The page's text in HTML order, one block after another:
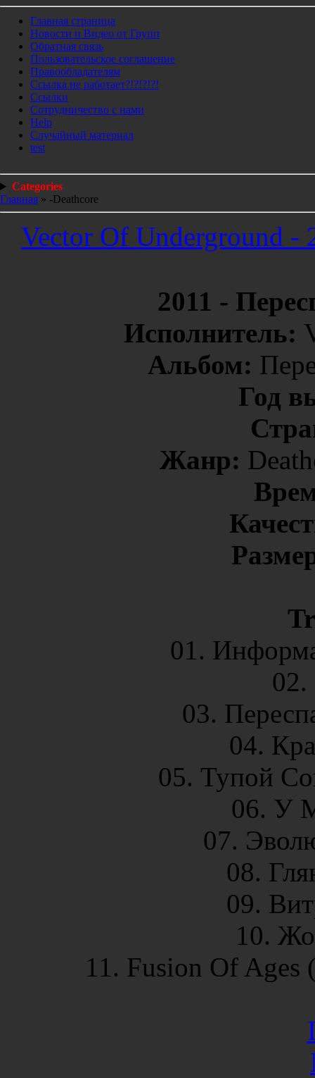
Главная страница
Новости и Видео от Групп
Обратная связь
Пользовательское соглашение
Правообладателям
Ссылка не работает?!?!?!?!
Ссылки
Сотрудничество с нами
Help
Cлучайный материал
test
Categories
Главная » -Deathcore
Vector Of Underground -
2011 -
Исполнитель:
Альбом:
Год
Жанр:
01.
03.
04.
05. Тупой
06. У
07.
08.
09.
10.
11. Fusion Of Ages